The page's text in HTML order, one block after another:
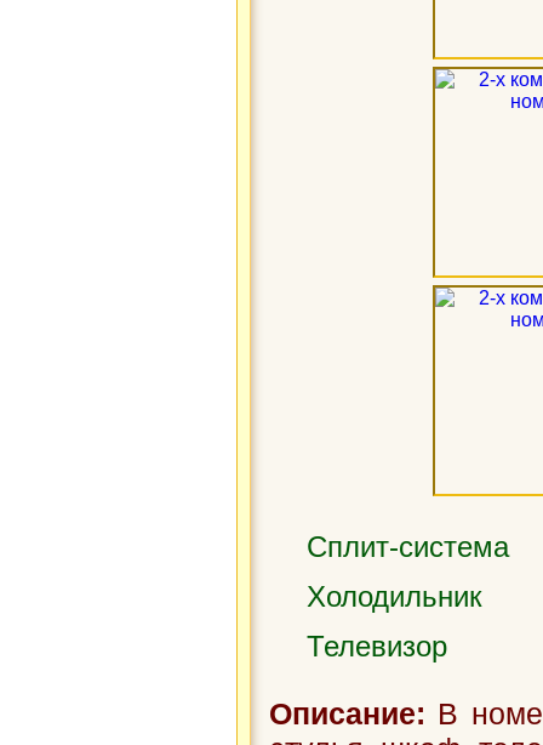
Сплит-система
Холодильник
Телевизор
Описание: В